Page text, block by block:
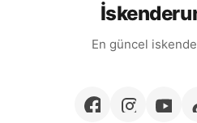
En güncel